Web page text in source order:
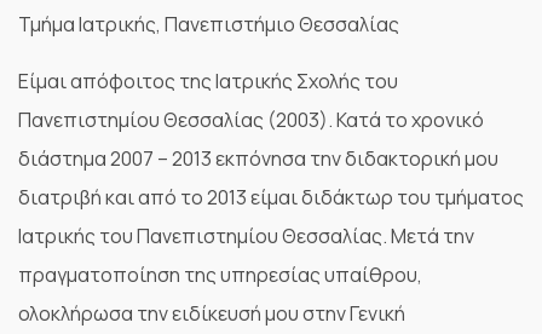
Τμήμα Ιατρικής, Πανεπιστήμιο Θεσσαλίας
Είμαι απόφοιτος της Ιατρικής Σχολής του
Πανεπιστημίου Θεσσαλίας (2003). Κατά το χρονικό
διάστημα 2007 – 2013 εκπόνησα την διδακτορική μου
διατριβή και από το 2013 είμαι διδάκτωρ του τμήματος
Ιατρικής του Πανεπιστημίου Θεσσαλίας. Μετά την
πραγματοποίηση της υπηρεσίας υπαίθρου,
ολοκλήρωσα την ειδίκευσή μου στην Γενική